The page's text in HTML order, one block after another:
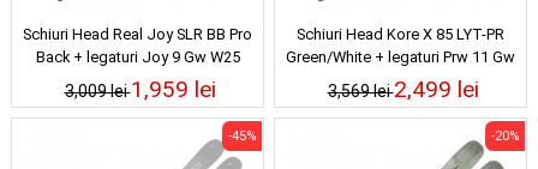
Schiuri Head Real Joy SLR BB Pro
Back + legaturi Joy 9 Gw W25
3,009 lei1,959 lei
Schiuri Head Kore X 85 LYT-PR
Green/White + legaturi Prw 11 Gw
25/26
3,569 lei2,499 lei
-45% -20%